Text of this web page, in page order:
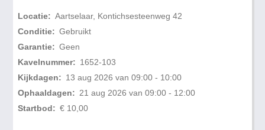
Locatie: Aartselaar, Kontichsesteenweg 42
Conditie: Gebruikt
Garantie: Geen
Kavelnummer: 1652-103
Kijkdagen: 13 aug 2026 van 09:00 - 10:00
Ophaaldagen: 21 aug 2026 van 09:00 - 12:00
Startbod: € 10,00